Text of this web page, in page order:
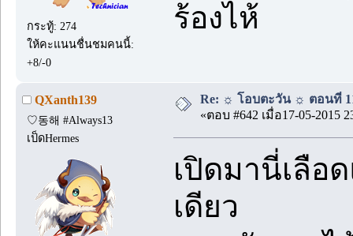
กระทู้: 274
ให้คะแนนชื่นชมคนนี้:
+8/-0
ร้องไห้
QXanth139
♡동해 #Always13
เป็ดHermes
Re: ☼ โอบตะวัน ☼ ตอนที่ 11
«ตอบ #642 เมื่อ17-05-2015
เปิดมานี่เลื
เดียว